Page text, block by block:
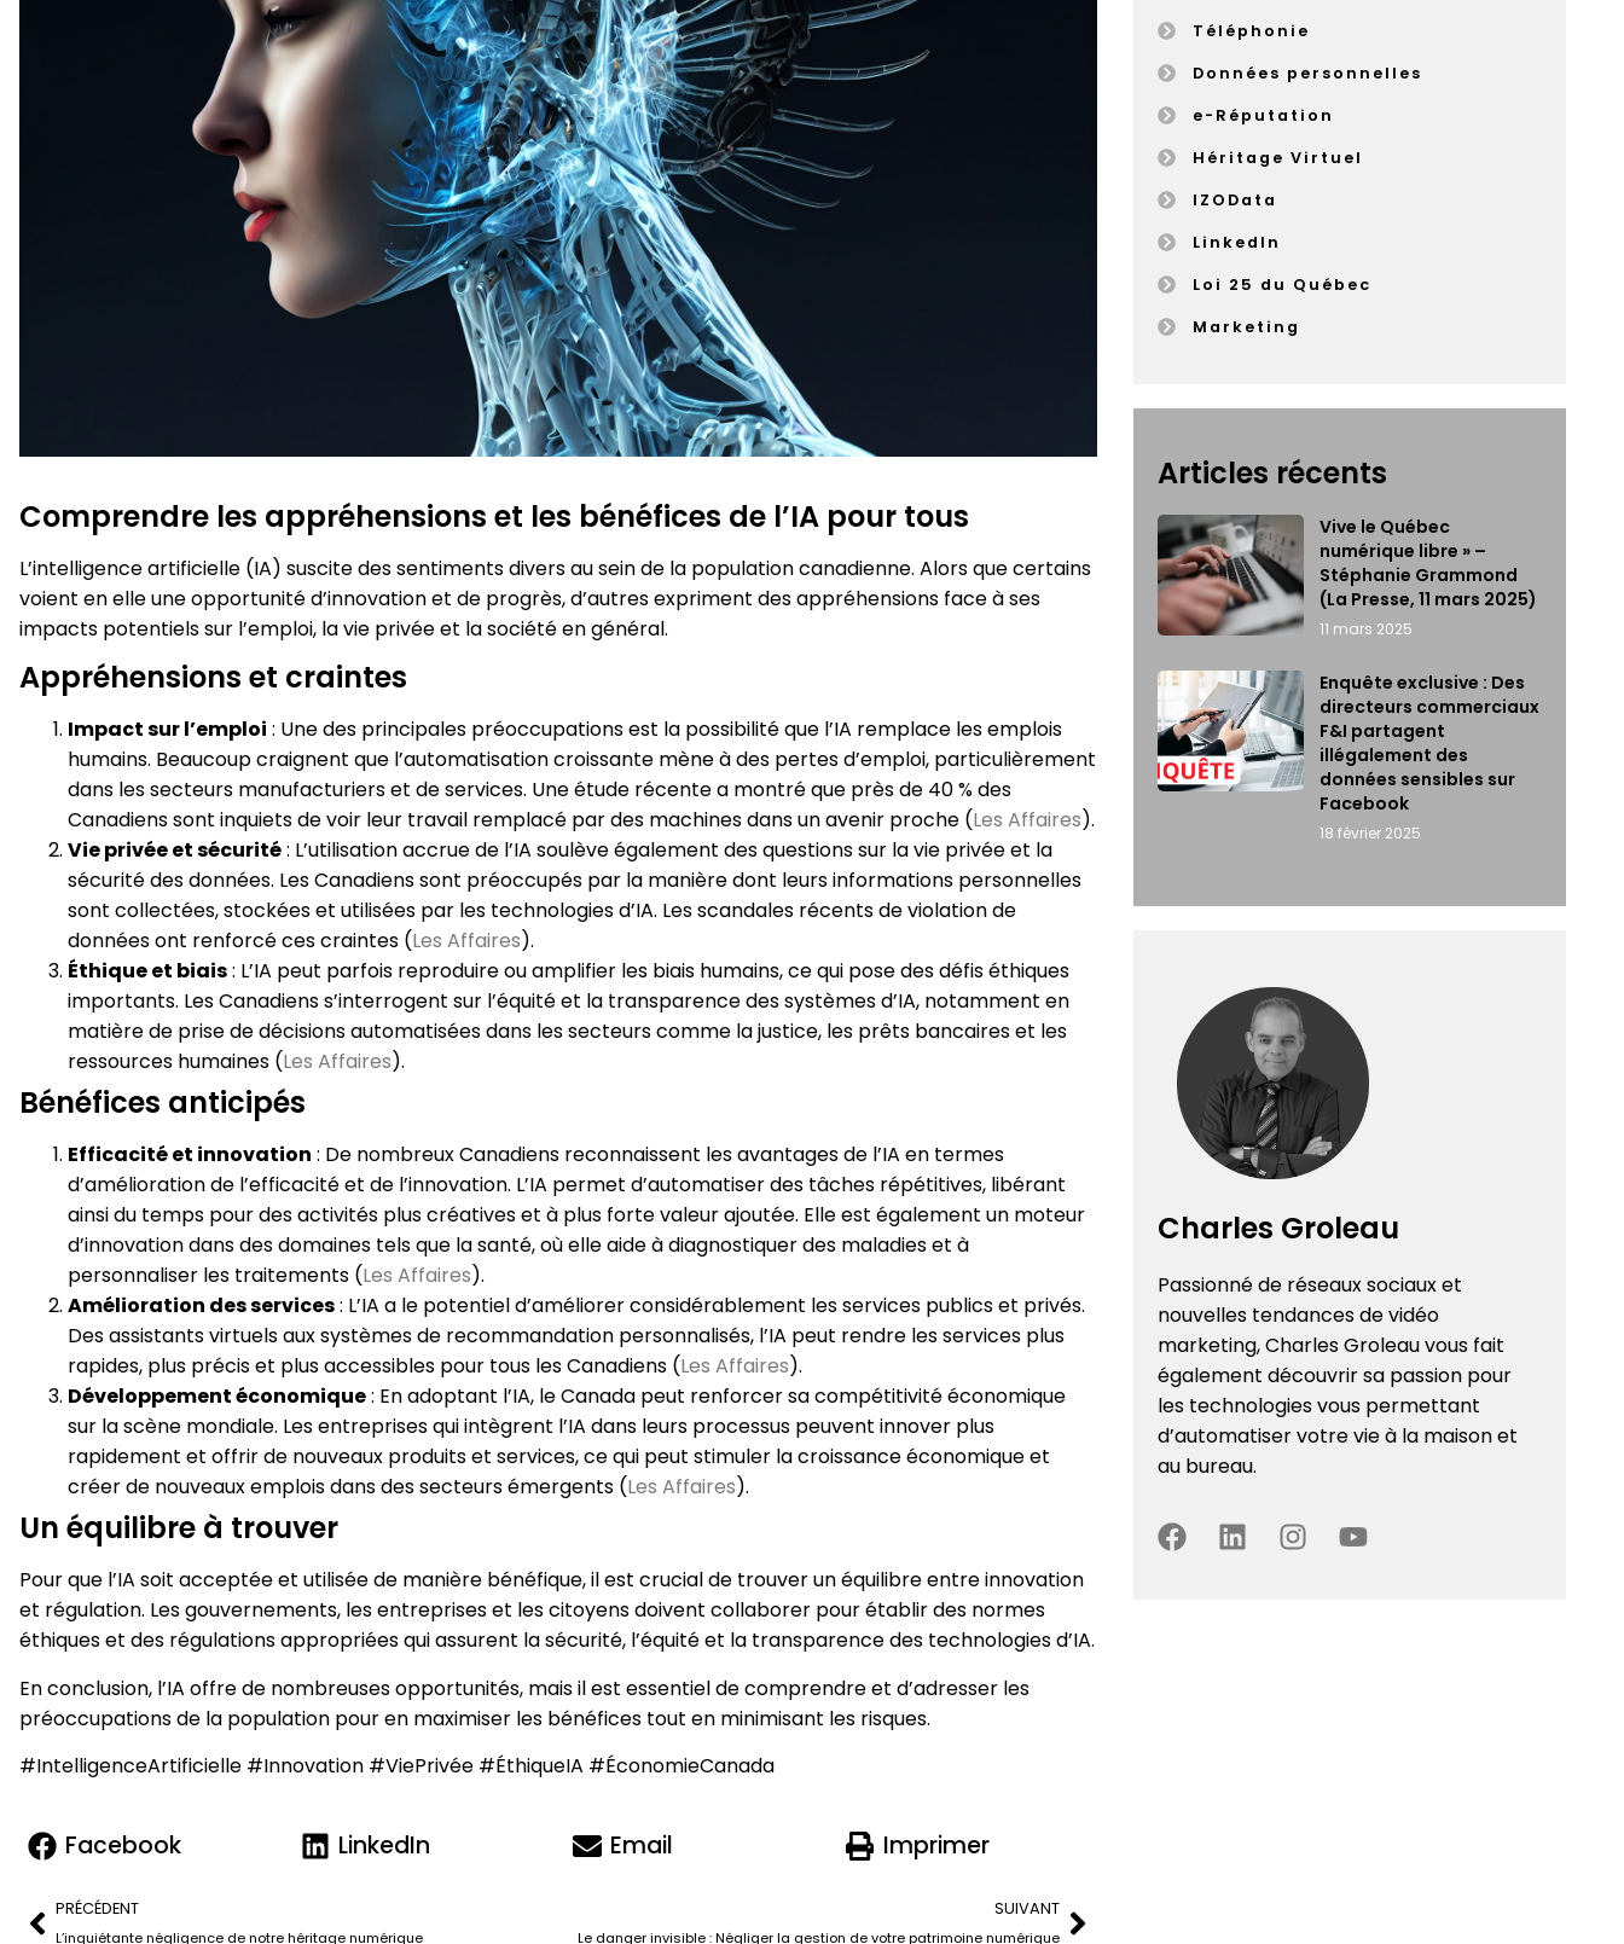
Comprendre les appréhensions et les bénéfices de l’IA pour tous
L’intelligence artificielle (IA) suscite des sentiments divers au sein de la population canadienne. Alors que certains
voient en elle une opportunité d’innovation et de progrès, d’autres expriment des appréhensions face à ses
impacts potentiels sur l’emploi, la vie privée et la société en général.
Appréhensions et craintes
Impact sur l’emploi : Une des principales préoccupations est la possibilité que l’IA remplace les emplois
humains. Beaucoup craignent que l’automatisation croissante mène à des pertes d’emploi, particulièrement
dans les secteurs manufacturiers et de services. Une étude récente a montré que près de 40 % des
Canadiens sont inquiets de voir leur travail remplacé par des machines dans un avenir proche​ (Les Affaires)​.
Vie privée et sécurité: L’utilisation accrue de l’IA soulève également des questions sur la vie privée et la
sécurité des données. Les Canadiens sont préoccupés par la manière dont leurs informations personnelles
sont collectées, stockées et utilisées par les technologies d’IA. Les scandales récents de violation de
données ont renforcé ces craintes​ (Les Affaires)​.
Éthique et biais: L’IA peut parfois reproduire ou amplifier les biais humains, ce qui pose des défis éthiques
importants. Les Canadiens s’interrogent sur l’équité et la transparence des systèmes d’IA, notamment en
matière de prise de décisions automatisées dans les secteurs comme la justice, les prêts bancaires et les
ressources humaines​ (Les Affaires)​.
Bénéfices anticipés
Efficacité et innovation : De nombreux Canadiens reconnaissent les avantages de l’IA en termes
d’amélioration de l’efficacité et de l’innovation. L’IA permet d’automatiser des tâches répétitives, libérant
ainsi du temps pour des activités plus créatives et à plus forte valeur ajoutée. Elle est également un moteur
d’innovation dans des domaines tels que la santé, où elle aide à diagnostiquer des maladies et à
personnaliser les traitements​ (Les Affaires)​.
Amélioration des services: L’IA a le potentiel d’améliorer considérablement les services publics et privés.
Des assistants virtuels aux systèmes de recommandation personnalisés, l’IA peut rendre les services plus
rapides, plus précis et plus accessibles pour tous les Canadiens​ (Les Affaires)​.
Développement économique: En adoptant l’IA, le Canada peut renforcer sa compétitivité économique
sur la scène mondiale. Les entreprises qui intègrent l’IA dans leurs processus peuvent innover plus
rapidement et offrir de nouveaux produits et services, ce qui peut stimuler la croissance économique et
créer de nouveaux emplois dans des secteurs émergents​ (Les Affaires)​.
Un équilibre à trouver
Pour que l’IA soit acceptée et utilisée de manière bénéfique, il est crucial de trouver un équilibre entre innovation
et régulation. Les gouvernements, les entreprises et les citoyens doivent collaborer pour établir des normes
éthiques et des régulations appropriées qui assurent la sécurité, l’équité et la transparence des technologies d’IA.
En conclusion, l’IA offre de nombreuses opportunités, mais il est essentiel de comprendre et d’adresser les
préoccupations de la population pour en maximiser les bénéfices tout en minimisant les risques.
#IntelligenceArtificielle #Innovation #ViePrivée #ÉthiqueIA #ÉconomieCanada
Facebook LinkedIn Email Imprimer
PRÉCÉDENT
L’inquiétante négligence de notre héritage numérique
SUIVANT
Le danger invisible : Négliger la gestion de votre patrimoine numérique
Téléphonie
Données personnelles
e-Réputation
Héritage Virtuel
IZOData
LinkedIn
Loi 25 du Québec
Marketing
Articles récents
Vive le Québec
numérique libre » –
Stéphanie Grammond
(La Presse, 11 mars 2025)
11 mars 2025
Enquête exclusive : Des
directeurs commerciaux
F&I partagent
illégalement des
données sensibles sur
Facebook
18 février 2025
Charles Groleau
Passionné de réseaux sociaux et
nouvelles tendances de vidéo
marketing, Charles Groleau vous fait
également découvrir sa passion pour
les technologies vous permettant
d’automatiser votre vie à la maison et
au bureau.